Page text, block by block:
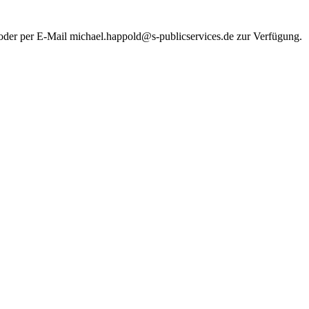
per E-Mail michael.happold@s-publicservices.de zur Verfügung.